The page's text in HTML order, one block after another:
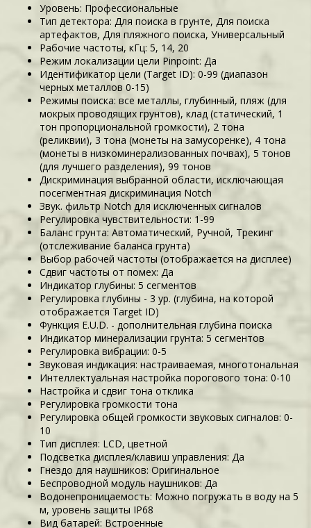
Уровень: Профессиональныe
Тип детектора: Для поиска в грунте, Для поиска
артефактов, Для пляжного поиска, Универсальный
Рабочие частоты, кГц: 5, 14, 20
Режим локализации цели Pinpoint: Да
Идентификатор цели (Target ID): 0-99 (диапазон
черных металлов 0-15)
Режимы поиска: все металлы, глубинный, пляж (для
мокрых проводящих грунтов), клад (статический, 1
тон пропорциональной громкости), 2 тона
(реликвии), 3 тона (монеты на замусоренке), 4 тона
(монеты в низкоминерализованных почвах), 5 тонов
(для лучшего разделения), 99 тонов
Дискриминация выбранной области, исключающая
посегментная дискриминация Notch
Звук. фильтр Notch для исключенных сигналов
Регулировка чувствительности: 1-99
Баланс грунта: Автоматический, Ручной, Трекинг
(отслеживание баланса грунта)
Выбор рабочей частоты (отображается на дисплее)
Сдвиг частоты от помех: Да
Индикатор глубины: 5 сегментов
Регулировка глубины - 3 ур. (глубина, на которой
отображается Target ID)
Функция E.U.D. - дополнительная глубина поиска
Индикатор минерализации грунта: 5 сегментов
Регулировка вибрации: 0-5
Звуковая индикация: настраиваемая, многотональная
Интеллектуальная настройка порогового тона: 0-10
Настройка и сдвиг тона отклика
Регулировка громкости тона
Регулировка общей громкости звуковых сигналов: 0-
10
Тип дисплея: LCD, цветной
Подсветка дисплея/клавиш управления: Да
Гнездо для наушников: Оригинальное
Беспроводной модуль наушников: Да
Водонепроницаемость: Можно погружать в воду на 5
м, уровень защиты IP68
Вид батарей: Встроенные